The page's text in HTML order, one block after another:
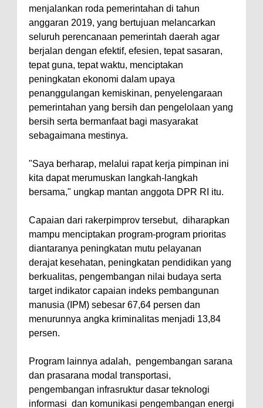
menjalankan roda pemerintahan di tahun
anggaran 2019, yang bertujuan melancarkan
seluruh perencanaan pemerintah daerah agar
berjalan dengan efektif, efesien, tepat sasaran,
tepat guna, tepat waktu, menciptakan
peningkatan ekonomi dalam upaya
penanggulangan kemiskinan, penyelengaraan
pemerintahan yang bersih dan pengelolaan yang
bersih serta bermanfaat bagi masyarakat
sebagaimana mestinya.
"Saya berharap, melalui rapat kerja pimpinan ini
kita dapat merumuskan langkah-langkah
bersama," ungkap mantan anggota DPR RI itu.
Capaian dari rakerpimprov tersebut, diharapkan
mampu menciptakan program-program prioritas
diantaranya peningkatan mutu pelayanan
derajat kesehatan, peningkatan pendidikan yang
berkualitas, pengembangan nilai budaya serta
target indikator capaian indeks pembangunan
manusia (IPM) sebesar 67,64 persen dan
menurunnya angka kriminalitas menjadi 13,84
persen.
Program lainnya adalah, pengembangan sarana
dan prasarana modal transportasi,
pengembangan infrasruktur dasar teknologi
informasi dan komunikasi pengembangan energi